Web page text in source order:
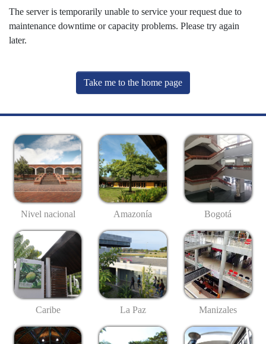
The server is temporarily unable to service your request due to
maintenance downtime or capacity problems. Please try again
later.
Take me to the home page
Nivel nacional Amazonía Bogotá
Caribe La Paz Manizales